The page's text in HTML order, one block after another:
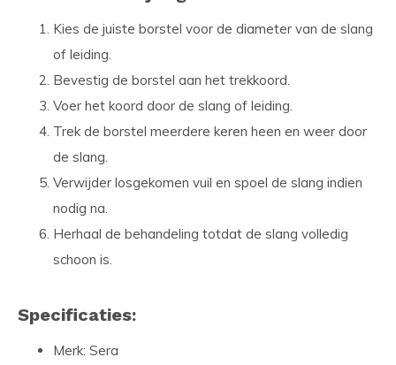
Kies de juiste borstel voor de diameter van de slang
of leiding.
Bevestig de borstel aan het trekkoord.
Voer het koord door de slang of leiding.
Trek de borstel meerdere keren heen en weer door
de slang.
Verwijder losgekomen vuil en spoel de slang indien
nodig na.
Herhaal de behandeling totdat de slang volledig
schoon is.
Specificaties:
Merk: Sera